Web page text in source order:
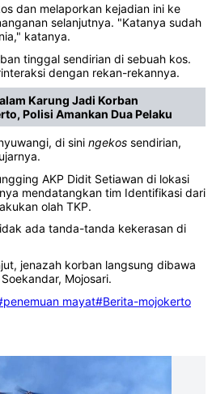
dan melaporkan kejadian ini ke
selanjutnya. "Katanya sudah
katanya.
tinggal sendirian di sebuah kos.
dengan rekan-rekannya.
Karung Jadi Korban
Polisi Amankan Dua Pelaku
di sini ngekos sendirian,
AKP Didit Setiawan di lokasi
mendatangkan tim Identifikasi dari
olah TKP.
ada tanda-tanda kekerasan di
jenazah korban langsung dibawa
Mojosari.
mayat#Berita-mojokerto